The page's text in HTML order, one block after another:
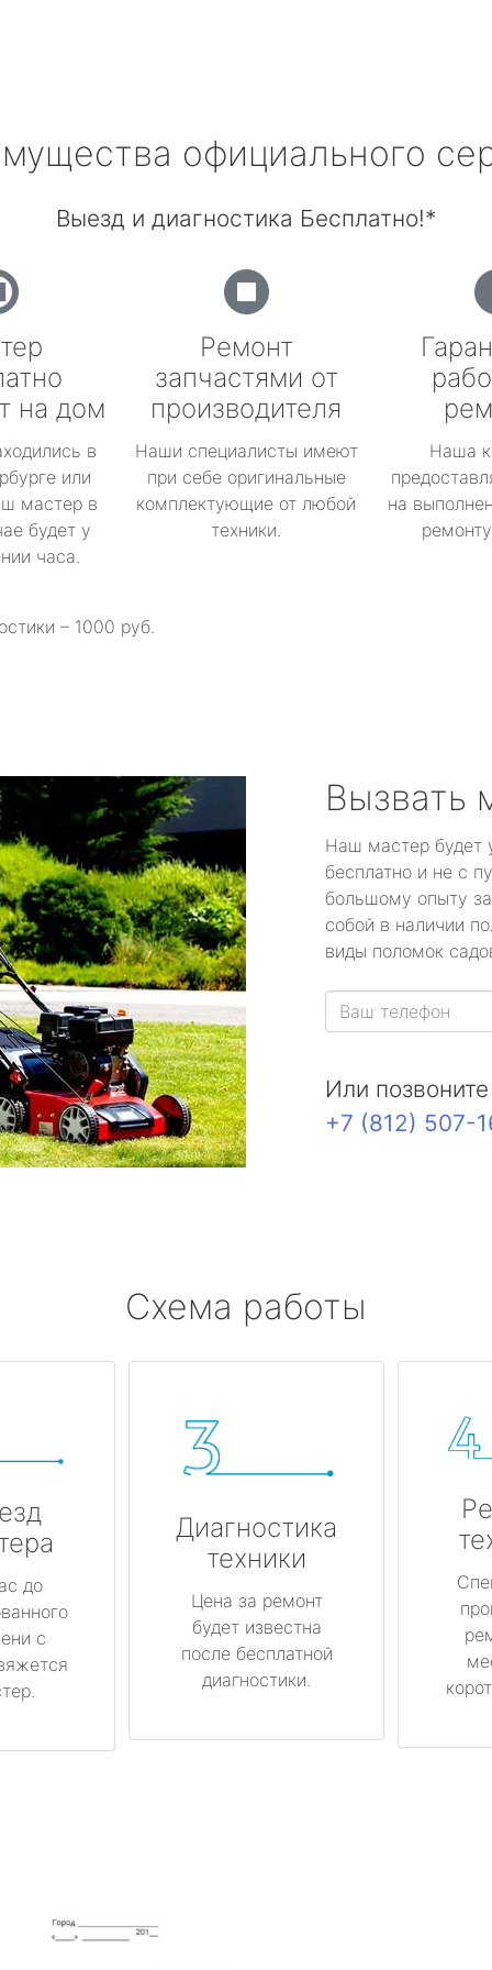
официального
Выезд и диагностика Бесплатно!*
на дом
в
или
мастер в
будет у
часа.
Ремонт
запчастями от
производителя
Наши специалисты имеют
при себе оригинальные
комплектующие от любой
техники.
Наша
на
– 1000 руб.
Вызвать
Наш мастер будет
бесплатно и не с
большому опыту
собой в наличии
виды поломок
Или
+7 (812) 507-
Схема работы
до
с
Диагностика
техники
Цена за ремонт
будет известна
после бесплатной
диагностики.